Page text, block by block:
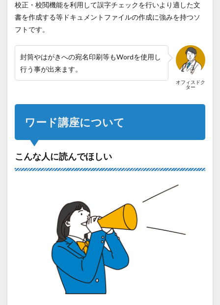
校正・校閲機能を利用して誤字チェックを行いより適した文
書を作成する等ドキュメントファイルの作成に強みを持つソ
フトです。
オフィスドク
ター
封筒やはがきへの宛名印刷等もWordを使用し
行う事が出来ます。
ワード講座について
こんな人に読んでほしい